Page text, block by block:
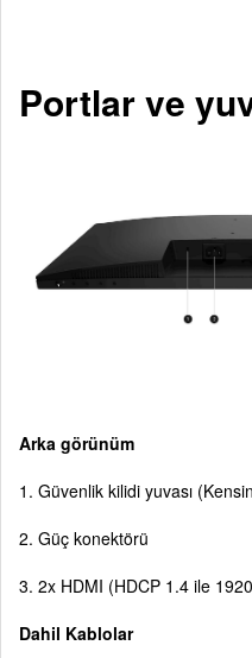
Portlar ve
Arka görünüm
1. Güvenlik kilidi yuvası
2. Güç konektörü
3. 2x HDMI (HDCP 1.4 ile
Dahil Kablolar